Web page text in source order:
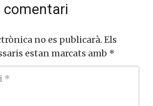
comentari
no es publicarà. Els
estan marcats amb *